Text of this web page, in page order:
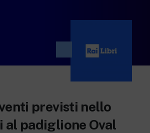
ricco di cartoni animati
regionali di RaiNews.
previsti nello
al padiglione Oval